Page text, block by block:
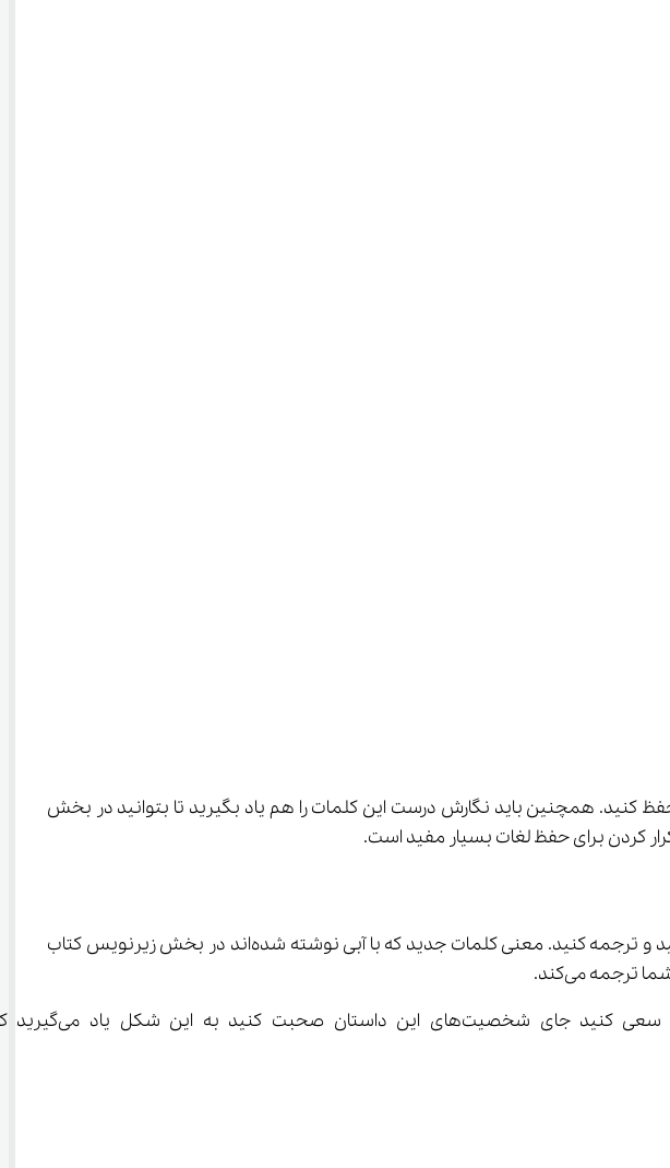
که باید معنی آنها را به طور کامل حفظ کنید. همچنین باید نگارش درست این کلمات را هم یاد بگیرید تا بتوانید در بخش
یک مکالمه آورده شده است که باید آن را بخوانید و ترجمه کنید. معنی کلمات جدید که با آبی نوشته شده‌اند در بخش زیرنویس کتاب
اگر می‌خواهید در زبان عربی پیشرفت کنید بهتر است این مکالمه را با